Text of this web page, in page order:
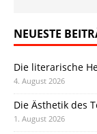
NEUESTE
Die literarische
4. August 2026
Die Ästhetik des
1. August 2026